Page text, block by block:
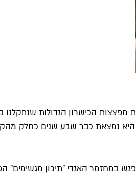
הכישרון הגדולות שנתקלנו
נמצאת כבר שבע שנים כחלק
האגדי "תיכון מגשימים"